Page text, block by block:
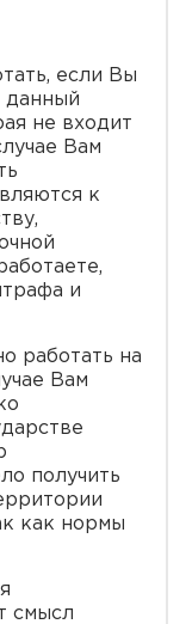
если Вы
данный
не входит
Вам
к
и
работать на
Вам
получить
как нормы
смысл